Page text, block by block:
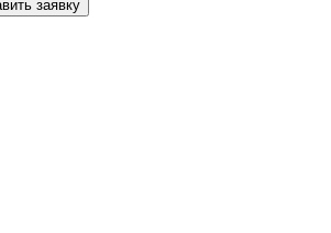
заявку